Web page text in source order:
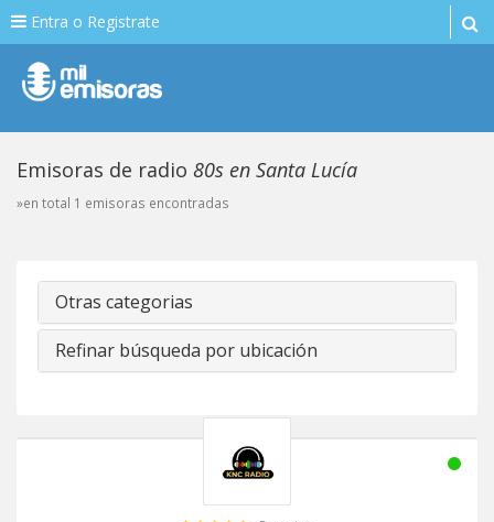
Entra o Registrate
Emisoras de radio 80s en Santa Lucía
»en total 1 emisoras encontradas
Otras categorias
Refinar búsqueda por ubicación